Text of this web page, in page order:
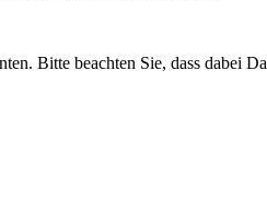
Bitte beachten Sie, dass dabei